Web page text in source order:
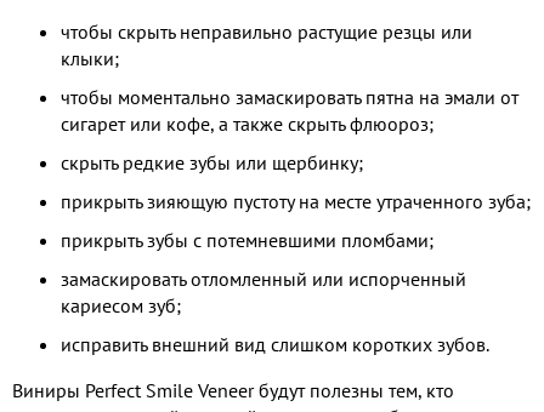
чтобы скрыть неправильно растущие резцы или
клыки;
чтобы моментально замаскировать пятна на эмали от
сигарет или кофе, а также скрыть флюороз;
скрыть редкие зубы или щербинку;
прикрыть зияющую пустоту на месте утраченного зуба;
прикрыть зубы с потемневшими пломбами;
замаскировать отломленный или испорченный
кариесом зуб;
исправить внешний вид слишком коротких зубов.
Виниры Perfect Smile Veneer будут полезны тем, кто